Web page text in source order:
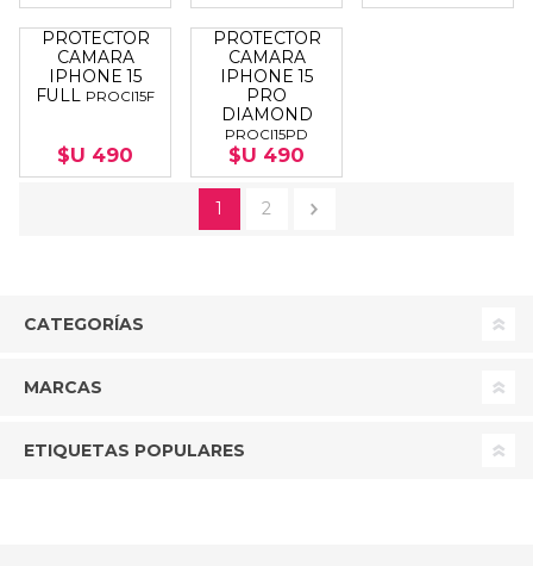
PROTECTOR
CAMARA
IPHONE 15
FULL PROCI15F
$U 490
PROTECTOR
CAMARA
IPHONE 15
PRO
DIAMOND
PROCI15PD
$U 490
1 2
CATEGORÍAS
MARCAS
ETIQUETAS POPULARES